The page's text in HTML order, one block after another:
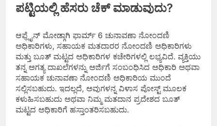
ಪಟ್ಟಿಯಲ್ಲಿ ಹೆಸರು ಚೆಕ್ ಮಾಡುವುದು?
ಆಫ್ಲೈನ್ ಮೋಡ್ಗಾಗಿ ಫಾರ್ಮ್ 6 ಚುನಾವಣಾ ನೋಂದಣಿ
ಅಧಿಕಾರಿಗಳು, ಸಹಾಯಕ ಮತದಾರರ ನೋಂದಣಿ ಅಧಿಕಾರಿಗಳು
ಮತ್ತು ಬೂತ್ ಮಟ್ಟದ ಅಧಿಕಾರಿಗಳ ಕಚೇರಿಗಳಲ್ಲಿ ಲಭ್ಯವಿದೆ. ವ್ಯಕ್ತಿಯು
ತನ್ನ ಅಗತ್ಯ ದಾಖಲೆಗಳನ್ನು ಅರ್ಜಿಗೆ ಸಂಬಂಧಿಸಿದ ಅಧಿಕಾರಿ ಅಥವಾ
ಸಹಾಯಕ ಚುನಾವಣಾ ನೋಂದಣಿ ಅಧಿಕಾರಿಯ ಮುಂದೆ
ಸಲ್ಲಿಸಬಹುದು. ಇದಲ್ಲದೆ, ಅವುಗಳನ್ನ ವಿಳಾಸ ಪೋಸ್ಟ್ ಮೂಲಕ
ಕಳುಹಿಸಬಹುದು ಅಥವಾ ನಿಮ್ಮ ಮತದಾನ ಪ್ರದೇಶದ ಬೂತ್
ಮಟ್ಟದ ಅಧಿಕಾರಿಗೆ ಹಸ್ತಾಂತರಿಸಬಹುದು.